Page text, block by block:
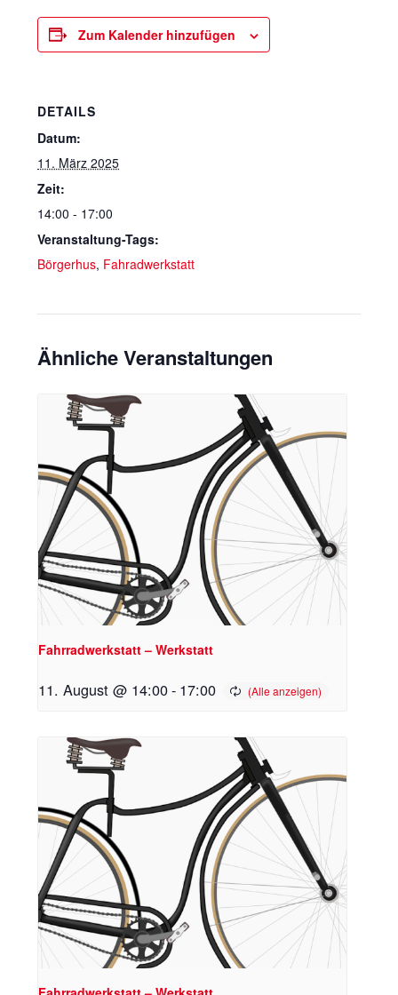
Zum Kalender hinzufügen
DETAILS
Datum:
11. März 2025
Zeit:
14:00 - 17:00
Veranstaltung-Tags:
Börgerhus, Fahradwerkstatt
Ähnliche Veranstaltungen
Fahrradwerkstatt – Werkstatt
11. August @ 14:00- 17:00